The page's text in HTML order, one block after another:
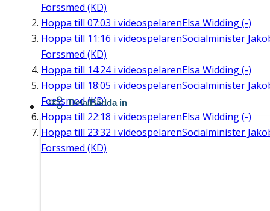
Forssmed (KD)
Hoppa till 07:03 i videospelarenElsa Widding (-)
Hoppa till 11:16 i videospelarenSocialminister
Forssmed (KD)
Hoppa till 14:24i videospelarenElsa Widding (-)
Hoppa till 18:05 i videospelarenSocialminister
Forssmed (KD)
Hoppa till 22:18 i videospelarenElsa Widding (-)
Hoppa till 23:32 i videospelarenSocialminister
Forssmed (KD)
Dela/Bädda in